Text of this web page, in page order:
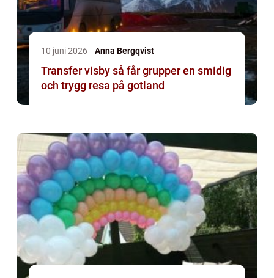
10 juni 2026 Anna Bergqvist
Transfer visby så får grupper en smidig
och trygg resa på gotland